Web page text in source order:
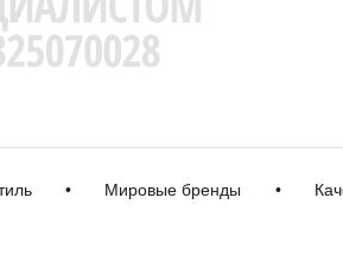
• Мировые бренды